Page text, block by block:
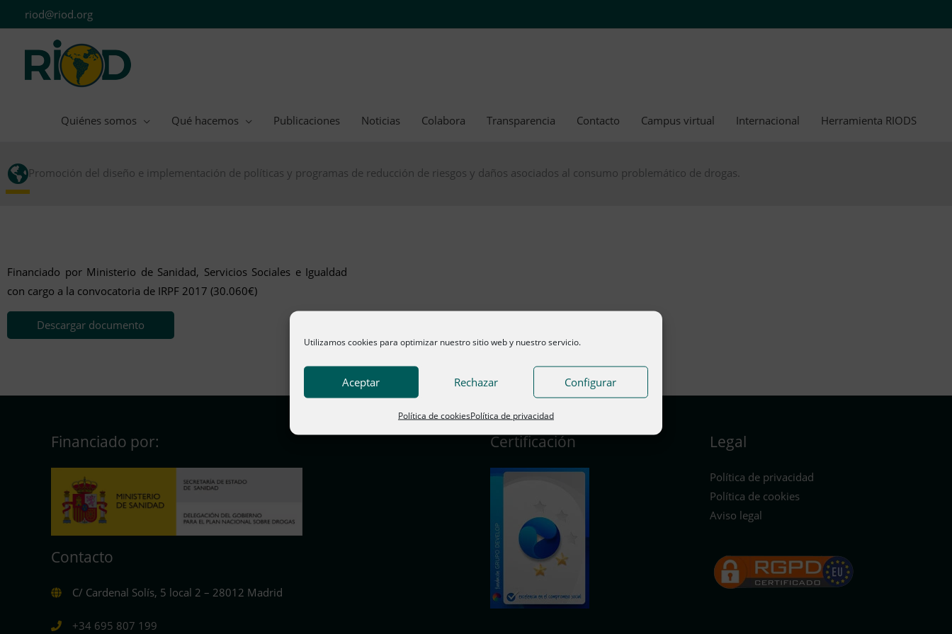
Utilizamos cookies para optimizar nuestro sitio web y nuestro servicio.
Aceptar Rechazar Configurar
Política de cookiesPolítica de privacidad
al
contenido
riod@riod.org
Quiénes somos Qué hacemos Publicaciones Noticias Colabora Transparencia Contacto Campus virtual Internacional Herramienta RIODS
Promoción del diseño e implementación de políticas y programas de reducción de riesgos y daños asociados al consumo problemático de drogas.
Financiado por Ministerio de Sanidad, Servicios Sociales e Igualdad
con cargo a la convocatoria de IRPF 2017 (30.060€)
Descargar documento
Financiado por:
Contacto
C/ Cardenal Solís, 5 local 2 – 28012 Madrid
+34 695 807 199
Certificación Legal
Política de privacidad
Política de cookies
Aviso legal